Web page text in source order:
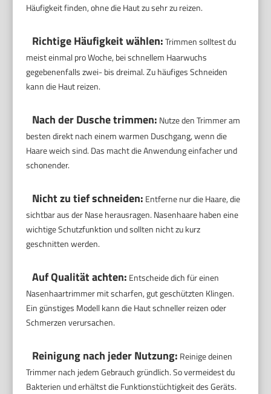
Häufigkeit finden, ohne die Haut zu sehr zu reizen.
Richtige Häufigkeit wählen:Trimmen solltest du
meist einmal pro Woche, bei schnellem Haarwuchs
gegebenenfalls zwei- bis dreimal. Zu häufiges Schneiden
kann die Haut reizen.
Nach der Dusche trimmen: Nutze den Trimmer am
besten direkt nach einem warmen Duschgang, wenn die
Haare weich sind. Das macht die Anwendung einfacher und
schonender.
Nicht zu tief schneiden: Entferne nur die Haare, die
sichtbar aus der Nase herausragen. Nasenhaare haben eine
wichtige Schutzfunktion und sollten nicht zu kurz
geschnitten werden.
Auf Qualität achten: Entscheide dich für einen
Nasenhaartrimmer mit scharfen, gut geschützten Klingen.
Ein günstiges Modell kann die Haut schneller reizen oder
Schmerzen verursachen.
Reinigung nach jeder Nutzung: Reinige deinen
Trimmer nach jedem Gebrauch gründlich. So vermeidest du
Bakterien und erhältst die Funktionstüchtigkeit des Geräts.